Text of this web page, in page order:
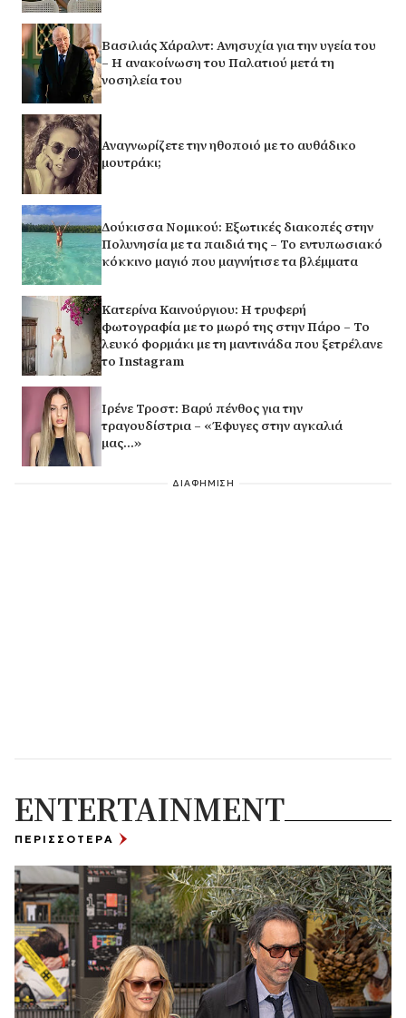
Βασιλιάς Χάραλντ: Ανησυχία για την υγεία του
– Η ανακοίνωση του Παλατιού μετά τη
νοσηλεία του
Αναγνωρίζετε την ηθοποιό με το αυθάδικο
μουτράκι;
Δούκισσα Νομικού: Εξωτικές διακοπές στην
Πολυνησία με τα παιδιά της – Το εντυπωσιακό
κόκκινο μαγιό που μαγνήτισε τα βλέμματα
Κατερίνα Καινούργιου: Η τρυφερή
φωτογραφία με το μωρό της στην Πάρο – Το
λευκό φορμάκι με τη μαντινάδα που ξετρέλανε
το Instagram
Ιρένε Τροστ: Βαρύ πένθος για την
τραγουδίστρια – «Έφυγες στην αγκαλιά
μας…»
ΔΙΑΦΗΜΙΣΗ
ENTERTAINMENT
ΠΕΡΙΣΣΟΤΕΡΑ